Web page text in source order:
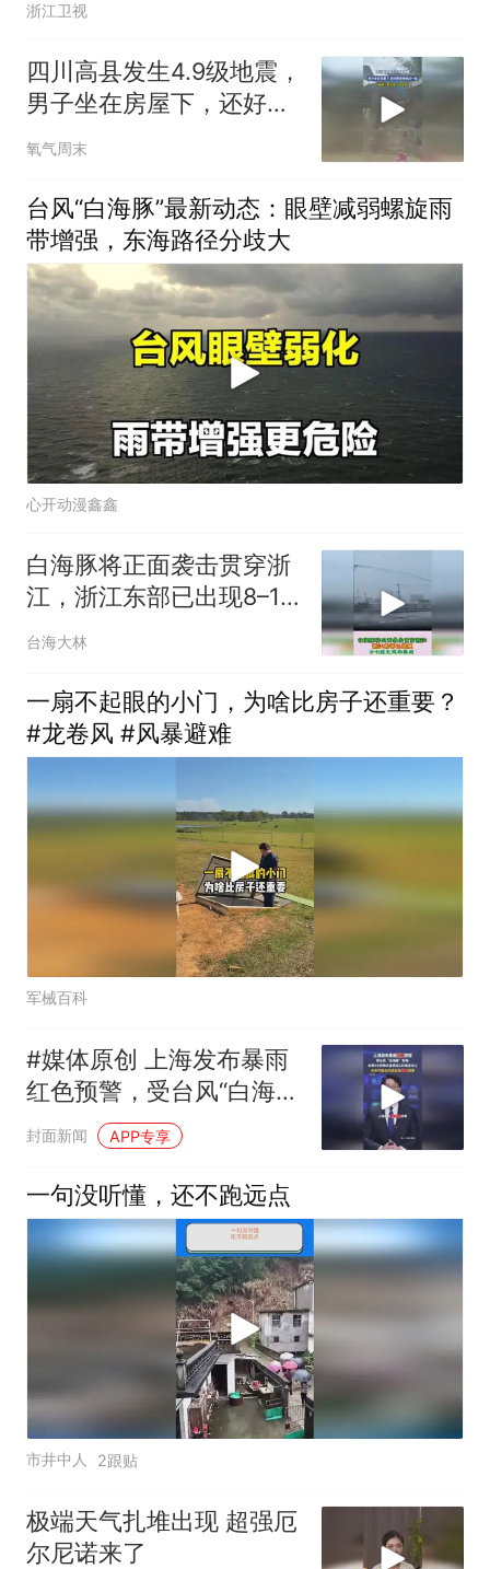
浙江卫视
四川高县发生4.9级地震，
男子坐在房屋下，还好跑
得快逃过一劫
氧气周末
台风“白海豚”最新动态：眼壁减弱螺旋雨
带增强，东海路径分歧大
心开动漫鑫鑫
白海豚将正面袭击贯穿浙
江，浙江东部已出现8–11
级大风和暴雨？一
台海大林
一扇不起眼的小门，为啥比房子还重要？
#龙卷风 #风暴避难
军械百科
#媒体原创 上海发布暴雨
红色预警，受台风“白海
豚”影响，未来6小时降水
量将达220毫米以上，中
央气象台升级台风红色预
警#上海 #白海豚台风 #台
风
封面新闻 APP专享
一句没听懂，还不跑远点
市井中人 2跟贴
极端天气扎堆出现 超强厄
尔尼诺来了